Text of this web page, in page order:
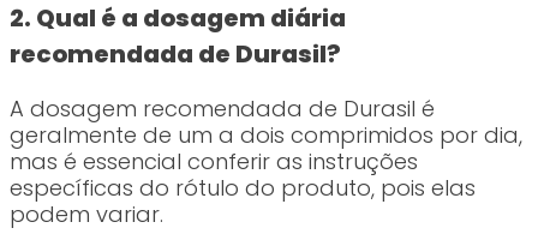
2. Qual é a dosagem diária
recomendada de Durasil?
A dosagem recomendada de Durasil é
geralmente de um a dois comprimidos por dia,
mas é essencial conferir as instruções
específicas do rótulo do produto, pois elas
podem variar.